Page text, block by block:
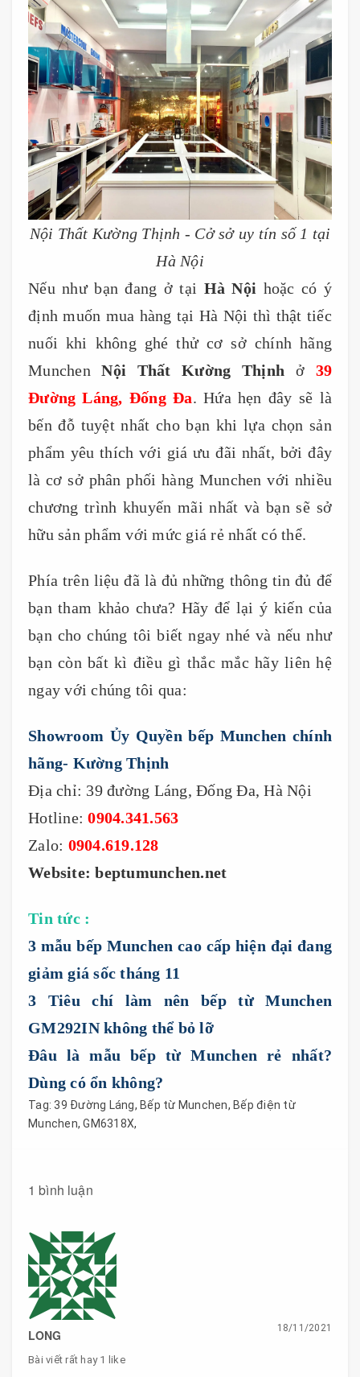
Nội Thất Kường Thịnh - Cở sở uy tín số 1 tại
Hà Nội
Nếu như bạn đang ở tại Hà Nội hoặc có ý
định muốn mua hàng tại Hà Nội thì thật tiếc
nuối khi không ghé thử cơ sở chính hãng
MunchenNội Thất Kường Thịnh ở 39
Đường Láng, Đống Đa. Hứa hẹn đây sẽ là
bến đỗ tuyệt nhất cho bạn khi lựa chọn sản
phẩm yêu thích với giá ưu đãi nhất, bởi đây
là cơ sở phân phối hàng Munchen với nhiều
chương trình khuyến mãi nhất và bạn sẽ sở
hữu sản phẩm với mức giá rẻ nhất có thể.
Phía trên liệu đã là đủ những thông tin đủ để
bạn tham khảo chưa? Hãy để lại ý kiến của
bạn cho chúng tôi biết ngay nhé và nếu như
bạn còn bất kì điều gì thắc mắc hãy liên hệ
ngay với chúng tôi qua:
Showroom Ủy Quyền bếp Munchen chính
hãng- Kường Thịnh
Địa chỉ: 39 đường Láng, Đống Đa, Hà Nội
Hotline: 0904.341.563
Zalo: 0904.619.128
Website: beptumunchen.net
Tin tức :
3 mẫu bếp Munchen cao cấp hiện đại đang
giảm giá sốc tháng 11
3 Tiêu chí làm nên bếp từ Munchen
GM292IN không thể bỏ lỡ
Đâu là mẫu bếp từ Munchen rẻ nhất?
Dùng có ổn không?
Tag: 39 Đường Láng, Bếp từ Munchen, Bếp điện từ
Munchen,GM6318X,
1 bình luận
LONG 18/11/2021
Bài viết rất hay 1 like